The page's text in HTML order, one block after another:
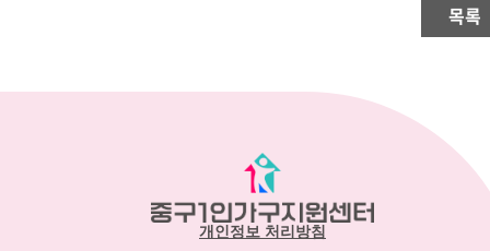
목록
개인정보 처리방침